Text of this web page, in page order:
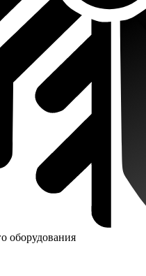
оборудования